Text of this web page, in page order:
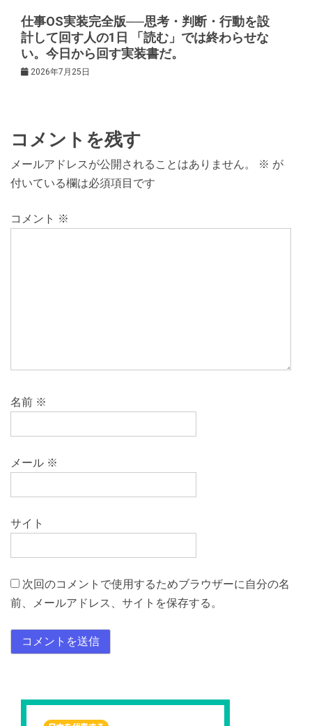
仕事OS実装完全版──思考・判断・行動を設
計して回す人の1日 「読む」では終わらせな
い。今日から回す実装書だ。
2026年7月25日
コメントを残す
メールアドレスが公開されることはありません。 ※ が
付いている欄は必須項目です
コメント ※
名前 ※
メール ※
サイト
次回のコメントで使用するためブラウザーに自分の名
前、メールアドレス、サイトを保存する。